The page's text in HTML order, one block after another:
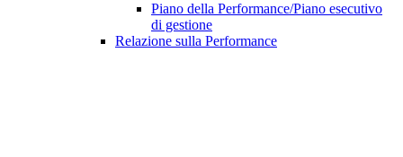
Piano della Performance/Piano esecutivo
di gestione
Relazione sulla Performance